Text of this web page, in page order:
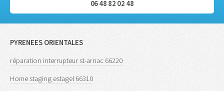
06 48 82 02 48
PYRENEES ORIENTALES
réparation interrupteur st-arnac 66220
Home staging estagel 66310